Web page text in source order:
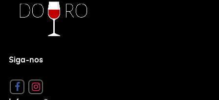
Siga-nos
Facebook